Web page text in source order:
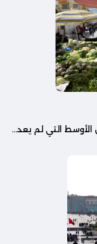
التي لم يعد...